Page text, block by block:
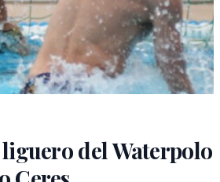
del Waterpolo